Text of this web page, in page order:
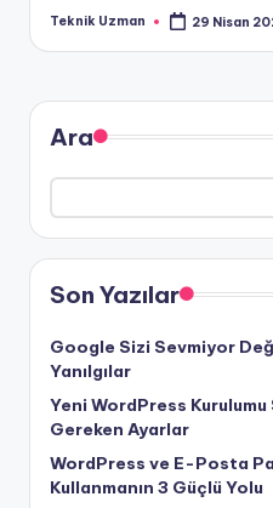
Posted
Teknik Uzman 29 Nisan
Ara
Son Yazılar
Google Sizi Sevmiyor
Yanılgılar
Yeni WordPress Kurulumu
Gereken Ayarlar
WordPress ve E-Posta
Kullanmanın 3 Güçlü Yolu